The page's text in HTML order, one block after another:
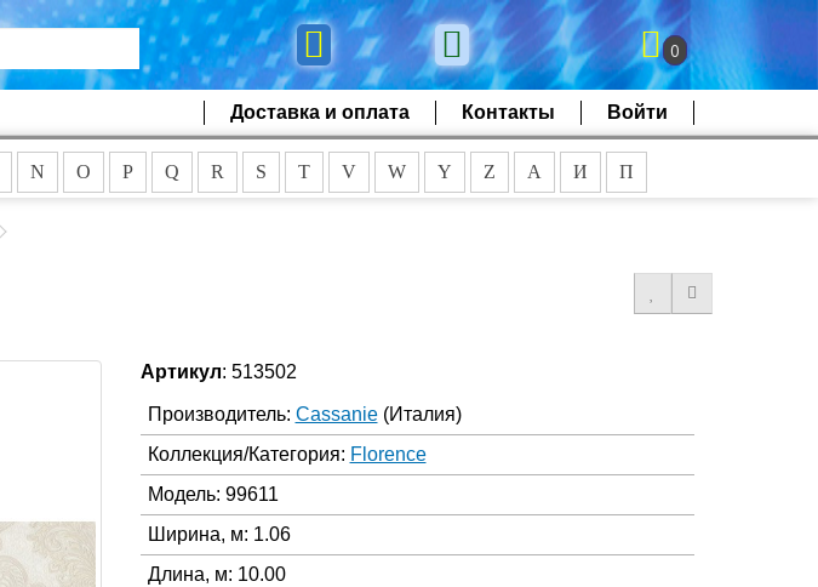
0
Доставка и оплата Контакты Войти
N O P Q R S T V W Y Z А И П
Артикул: 513502
Производитель: Cassanie (Италия)
Коллекция/Категория: Florence
Модель: 99611
Ширина, м: 1.06
Длина, м: 10.00